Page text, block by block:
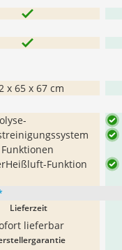
x 65 x 67 cm
Funktion
Lieferzeit
lieferbar